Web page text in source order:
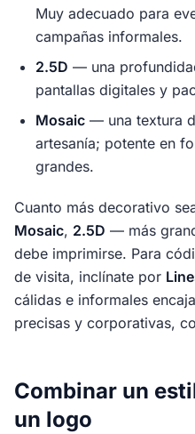
Muy adecuado para
campañas informales.
2.5D — una
pantallas digitales y
Mosaic — una textura
artesanía; potente en
grandes.
Cuanto más decorativo
Mosaic, 2.5D — más
debe imprimirse. Para
de visita, inclínate por
cálidas e informales
precisas y corporativas,
Combinar un
un logo